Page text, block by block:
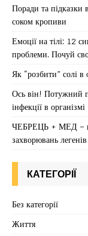
Поради та підказки
соком кропиви
Емоції на тілі: 12
проблеми. Почуй
Як “розбити” солі
Ось він! Потужний
інфекції в організмі
ЧЕБРЕЦЬ + МЕД –
захворювань легенів
КАТЕГОРІЇ
Без категорії
Життя